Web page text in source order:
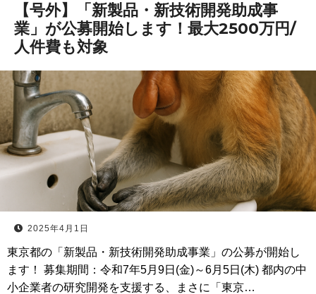
【号外】「新製品・新技術開発助成事
業」が公募開始します！最大2500万円/
人件費も対象
2025年4月1日
東京都の「新製品・新技術開発助成事業」の公募が開始し
ます！ 募集期間：令和7年5月9日(金)～6月5日(木) 都内の中
小企業者の研究開発を支援する、まさに「東京…